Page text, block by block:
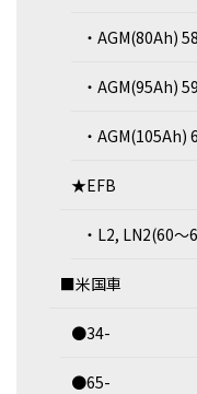
・AGM(80Ah)
・AGM(95Ah)
・AGM(105Ah)
★EFB
・L2, LN2(60～
■米国車
●34-
●65-